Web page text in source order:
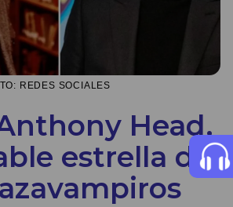
REDES SOCIALES
Head,
estrella de